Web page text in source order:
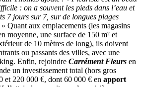
: on a souvent les pieds dans l’eau et
7 jours sur 7, sur de longues plages
» Quant aux emplacements (les magasins
moyenne, une surface de 150 m² et
de 10 mètres de long), ils doivent
ou passants des villes, avec une
Enfin, rejoindre Carrément Fleurs en
un investissement total (hors gros
et 220 000 €, dont 60 000 € en apport